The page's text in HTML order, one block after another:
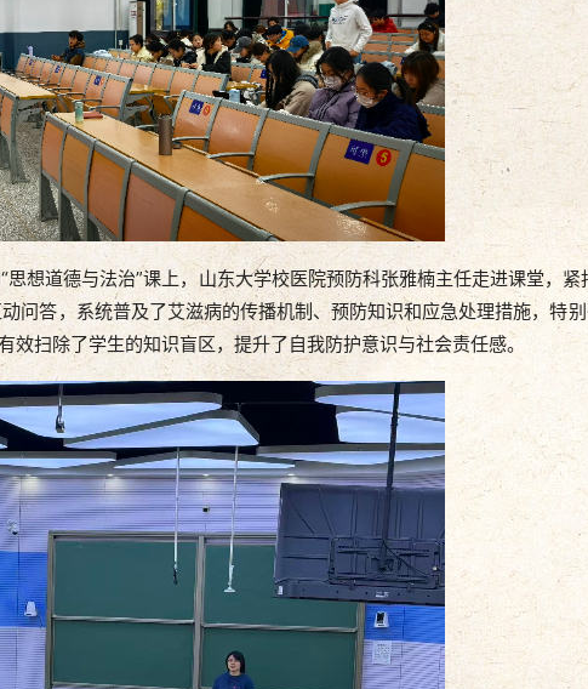
道德与法治”课上，山东大学校医院预防科张雅楠主任走进课堂，紧
答，系统普及了艾滋病的传播机制、预防知识和应急处理措施，特
扫除了学生的知识盲区，提升了自我防护意识与社会责任感。